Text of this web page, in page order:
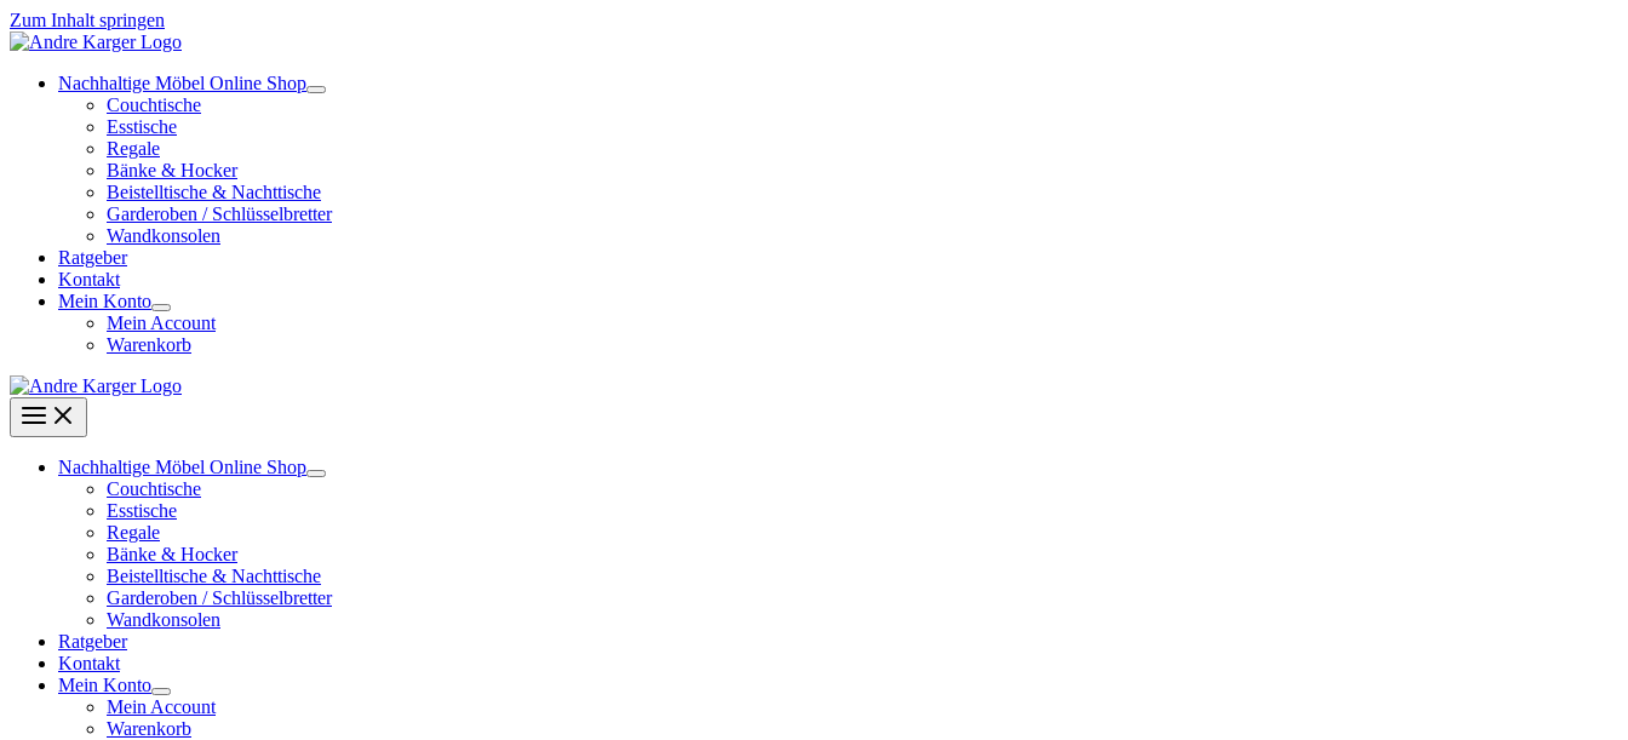
Zum Inhalt springen
Nachhaltige Möbel Online Shop
Couchtische
Esstische
Regale
Bänke & Hocker
Beistelltische & Nachttische
Garderoben / Schlüsselbretter
Wandkonsolen
Ratgeber
Kontakt
Mein Konto
Mein Account
Warenkorb
Nachhaltige Möbel Online Shop
Couchtische
Esstische
Regale
Bänke & Hocker
Beistelltische & Nachttische
Garderoben / Schlüsselbretter
Wandkonsolen
Ratgeber
Kontakt
Mein Konto
Mein Account
Warenkorb